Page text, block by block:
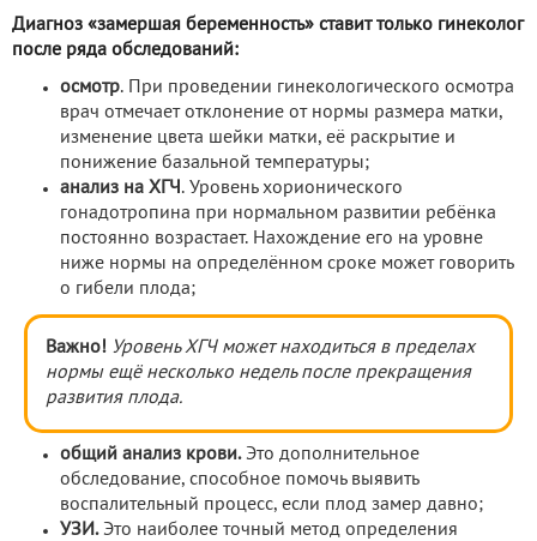
Диагноз «замершая беременность» ставит только гинеколог
после ряда обследований:
осмотр. При проведении гинекологического осмотра
врач отмечает отклонение от нормы размера матки,
изменение цвета шейки матки, её раскрытие и
понижение базальной температуры;
анализ на ХГЧ . Уровень хорионического
гонадотропина при нормальном развитии ребёнка
постоянно возрастает. Нахождение его на уровне
ниже нормы на определённом сроке может говорить
о гибели плода;
Важно! Уровень ХГЧ может находиться в пределах
нормы ещё несколько недель после прекращения
развития плода.
общий анализ крови.Это дополнительное
обследование, способное помочь выявить
воспалительный процесс, если плод замер давно;
УЗИ.Это наиболее точный метод определения